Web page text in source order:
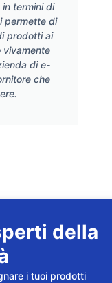
termini di
permette di
prodotti ai
vivamente
di e-
che
della
i tuoi prodotti